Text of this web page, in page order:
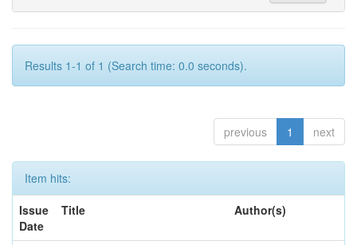
Results 1-1 of 1 (Search time: 0.0 seconds).
previous 1 next
Item hits:
Issue
Date
Title Author(s)